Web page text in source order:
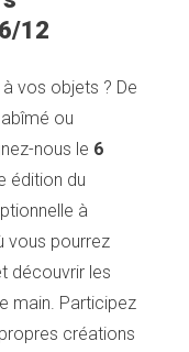
12
vos objets ? De
ou
nous le 6
édition du
à
vous pourrez
découvrir les
main. Participez
créations